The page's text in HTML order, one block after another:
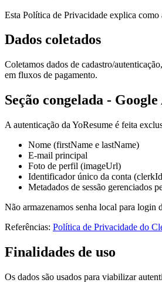
Esta Política de Privacidade explica como
Dados coletados
Coletamos dados de cadastro/
em fluxos de pagamento.
Seção congelada -
A autenticação da YoResume é feita
Nome (firstName e lastName)
E-mail principal
Foto de perfil (imageUrl)
Identificador único da conta
Metadados de sessão gerenciados
Não armazenamos senha local para login
Referências: Política de Privacidade do
Finalidades de uso
Os dados são usados para viabilizar